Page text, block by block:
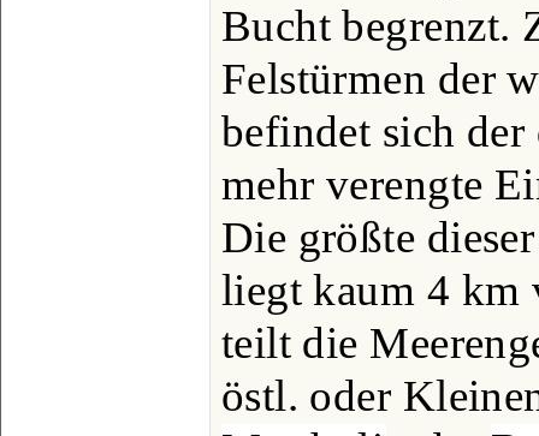
Bucht begrenzt.
Felstürmen der
befindet sich
mehr verengte
Die größte
liegt kaum 4 km
teilt die
östl. oder